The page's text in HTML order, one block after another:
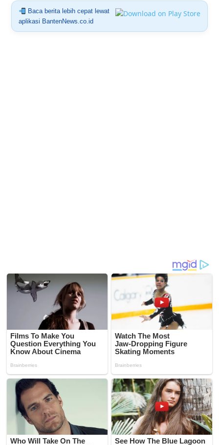
Baca berita lebih cepat lewat
aplikasi BantenNews.co.id